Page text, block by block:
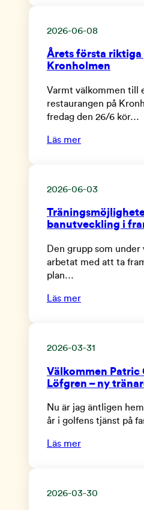
2026-06-08
Årets första
Kronholmen
Varmt välkommen till
restaurangen på
fredag den 26/6 kör…
Läs mer
2026-06-03
banutveckling i
Den grupp som
arbetat med att ta
plan…
Läs mer
2026-03-31
Välkommen
Löfgren – ny
Nu är jag äntligen
år i golfens tjänst på
Läs mer
2026-03-30